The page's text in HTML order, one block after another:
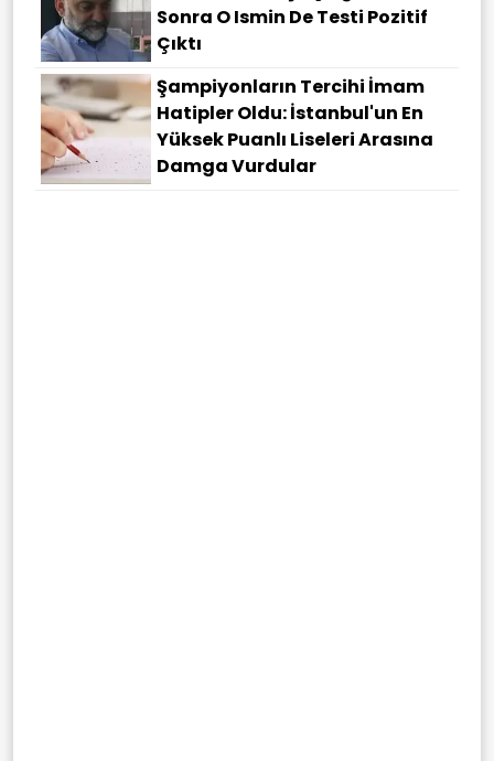
Sonra O Ismin De Testi Pozitif
Çıktı
Şampiyonların Tercihi İmam
Hatipler Oldu: İstanbul'un En
Yüksek Puanlı Liseleri Arasına
Damga Vurdular